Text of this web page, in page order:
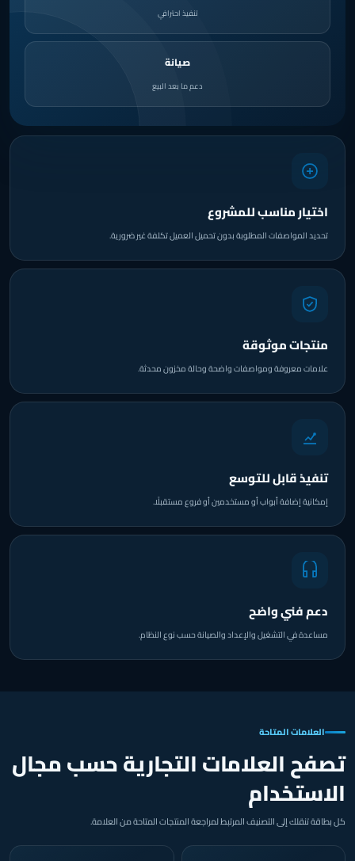
تنفيذ احترافي
صيانة
دعم ما بعد البيع
اختيار مناسب للمشروع
تحديد المواصفات المطلوبة بدون تحميل العميل تكلفة غير ضرورية.
منتجات موثوقة
علامات معروفة ومواصفات واضحة وحالة مخزون محدثة.
تنفيذ قابل للتوسع
إمكانية إضافة أبواب أو مستخدمين أو فروع مستقبلًا.
دعم فني واضح
مساعدة في التشغيل والإعداد والصيانة حسب نوع النظام.
العلامات المتاحة
تصفح العلامات التجارية حسب مجال
الاستخدام
كل بطاقة تنقلك إلى التصنيف المرتبط لمراجعة المنتجات المتاحة من العلامة.